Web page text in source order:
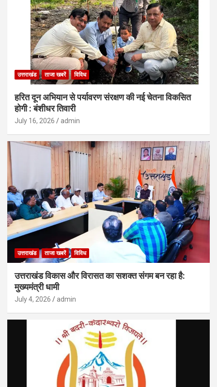
उत्तराखंड ताजा खबरें विविध
हरित दून अभियान से पर्यावरण संरक्षण की नई चेतना विकसित
होगी : बंशीधर तिवारी
July 16, 2026 admin
उत्तराखंड ताजा खबरें विविध
उत्तराखंड विकास और विरासत का सशक्त संगम बन रहा है:
मुख्यमंत्री धामी
July 4, 2026 admin